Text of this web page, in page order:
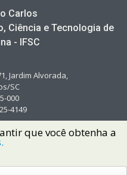
Carlos
Ciência e Tecnologia de
- IFSC
Jardim Alvorada,
SC
000
4149
que você obtenha a